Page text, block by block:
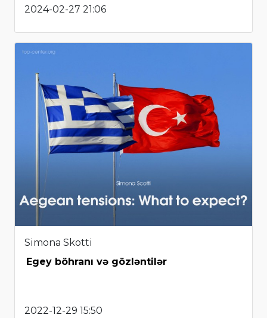
2024-02-27 21:06
Simona Skotti
Egey böhranı və gözləntilər
2022-12-29 15:50